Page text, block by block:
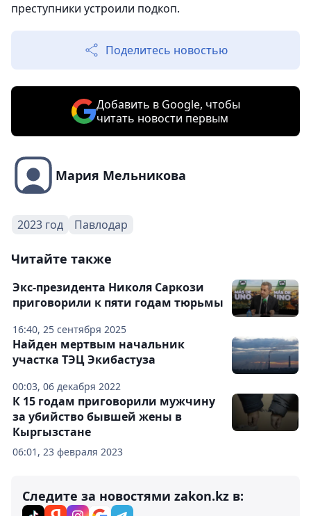
преступники устроили подкоп.
Поделитесь новостью
Добавить в Google, чтобы
читать новости первым
Мария Мельникова
2023 год Павлодар
Читайте также
16:40, 25 сентября 2025
Экс-президента Николя Саркози
приговорили к пяти годам тюрьмы
00:03, 06 декабря 2022
Найден мертвым начальник
участка ТЭЦ Экибастуза
06:01, 23 февраля 2023
К 15 годам приговорили мужчину
за убийство бывшей жены в
Кыргызстане
Следите за новостями zakon.kz в: